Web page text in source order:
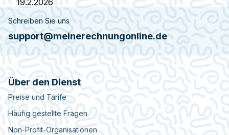
Schreiben Sie uns
support@meinerechnungonline.de
Über den Dienst
Preise und Tarife
Häufig gestellte Fragen
Non-Profit-Organisationen